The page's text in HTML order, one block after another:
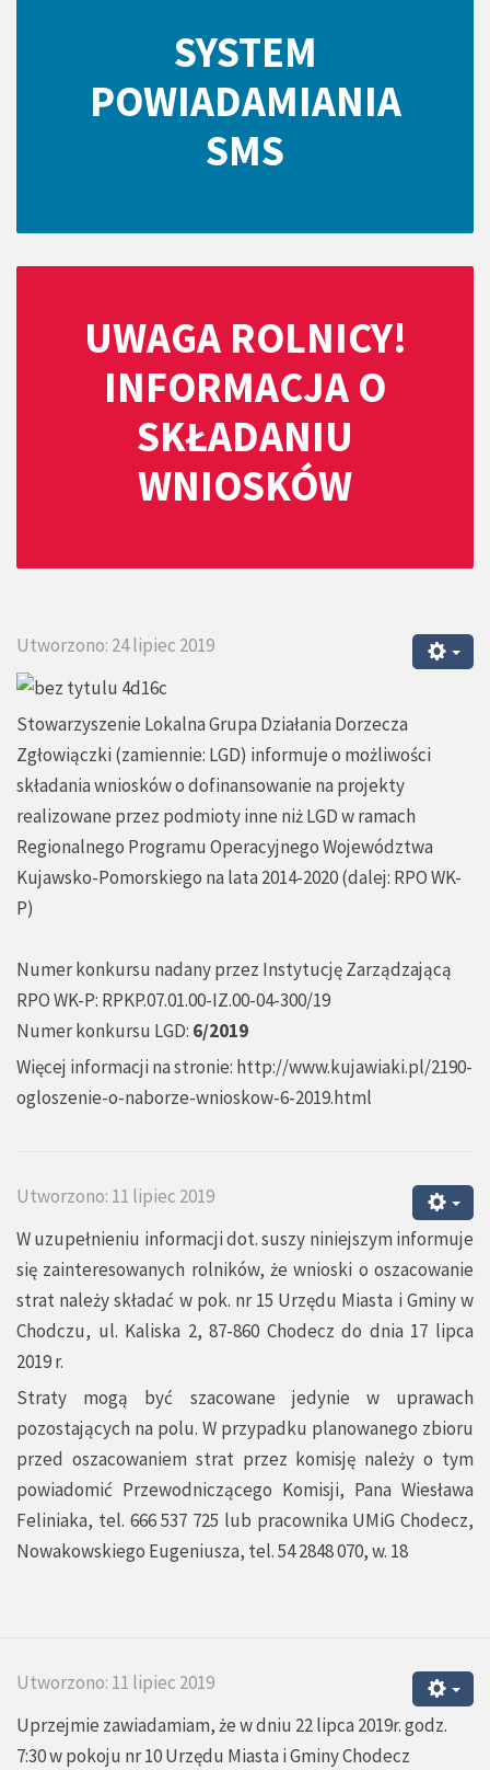
SYSTEM
POWIADAMIANIA
SMS
UWAGA ROLNICY!
INFORMACJA O
SKŁADANIU
WNIOSKÓW
Utworzono: 24 lipiec 2019
Stowarzyszenie Lokalna Grupa Działania Dorzecza
Zgłowiączki (zamiennie: LGD) informuje o możliwości
składania wniosków o dofinansowanie na projekty
realizowane przez podmioty inne niż LGD w ramach
Regionalnego Programu Operacyjnego Województwa
Kujawsko-Pomorskiego na lata 2014-2020 (dalej: RPO WK-
P)
Numer konkursu nadany przez Instytucję Zarządzającą
RPO WK-P: RPKP.07.01.00-IZ.00-04-300/19
Numer konkursu LGD: 6/2019
Więcej informacji na stronie: http://www.kujawiaki.pl/2190-
ogloszenie-o-naborze-wnioskow-6-2019.html
Utworzono: 11 lipiec 2019
W uzupełnieniu informacji dot. suszy niniejszym informuje
się zainteresowanych rolników, że wnioski o oszacowanie
strat należy składać w pok. nr 15 Urzędu Miasta i Gminy w
Chodczu, ul. Kaliska 2, 87-860 Chodecz do dnia 17 lipca
2019 r.
Straty mogą być szacowane jedynie w uprawach
pozostających na polu. W przypadku planowanego zbioru
przed oszacowaniem strat przez komisję należy o tym
powiadomić Przewodniczącego Komisji, Pana Wiesława
Feliniaka, tel. 666 537 725 lub pracownika UMiG Chodecz,
Nowakowskiego Eugeniusza, tel. 54 2848 070, w. 18
Utworzono: 11 lipiec 2019
Uprzejmie zawiadamiam, że w dniu 22 lipca 2019r. godz.
7:30 w pokoju nr 10 Urzędu Miasta i Gminy Chodecz